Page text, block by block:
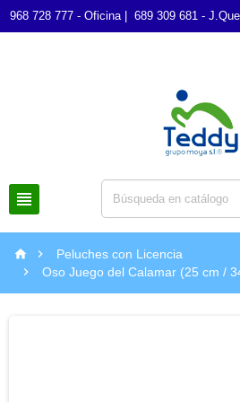
968 728 777 - Oficina | 689 309 681 -

 
Peluches con Licencia

Oso Juego del Calamar (25 cm /